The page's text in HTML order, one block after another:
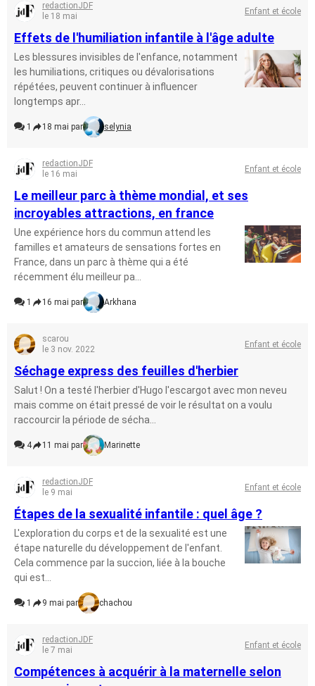
redactionJDF
le 18 mai
Enfant et école
Effets de l'humiliation infantile à l'âge adulte
Les blessures invisibles de l'enfance, notamment
les humiliations, critiques ou dévalorisations
répétées, peuvent continuer à influencer
longtemps apr...
1 18 mai par selynia
redactionJDF
le 16 mai
Enfant et école
Le meilleur parc à thème mondial, et ses
incroyables attractions, en france
Une expérience hors du commun attend les
familles et amateurs de sensations fortes en
France, dans un parc à thème qui a été
récemment élu meilleur pa...
1 16 mai par Arkhana
scarou
le 3 nov. 2022
Enfant et école
Séchage express des feuilles d'herbier
Salut ! On a testé l'herbier d'Hugo l'escargot avec mon neveu
mais comme on était pressé de voir le résultat on a voulu
raccourcir la période de sécha...
4 11 mai par Marinette
redactionJDF
le 9 mai
Enfant et école
Étapes de la sexualité infantile : quel âge ?
L'exploration du corps et de la sexualité est une
étape naturelle du développement de l'enfant.
Cela commence par la succion, liée à la bouche
qui est...
1 9 mai par chachou
redactionJDF
le 7 mai
Enfant et école
Compétences à acquérir à la maternelle selon